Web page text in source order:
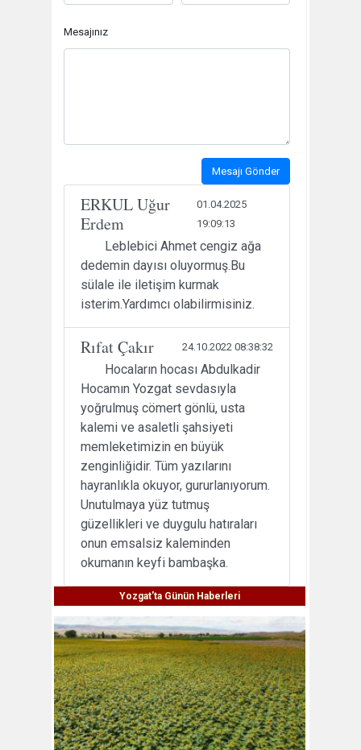
Mesajınız
Mesajı Gönder
ERKUL Uğur
Erdem
01.04.2025
19:09:13
Leblebici Ahmet cengiz ağa
dedemin dayısı oluyormuş.Bu
sülale ile iletişim kurmak
isterim.Yardımcı olabilirmisiniz.
Rıfat Çakır 24.10.2022 08:38:32
Hocaların hocası Abdulkadir
Hocamın Yozgat sevdasıyla
yoğrulmuş cömert gönlü, usta
kalemi ve asaletli şahsiyeti
memleketimizin en büyük
zenginliğidir. Tüm yazılarını
hayranlıkla okuyor, gururlanıyorum.
Unutulmaya yüz tutmuş
güzellikleri ve duygulu hatıraları
onun emsalsiz kaleminden
okumanın keyfi bambaşka.
Yozgat'ta Günün Haberleri